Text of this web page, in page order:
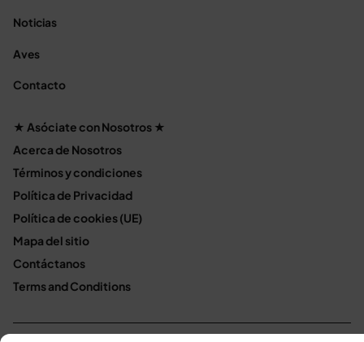
Noticias
Aves
Contacto
★ Asóciate con Nosotros ★
Acerca de Nosotros
Términos y condiciones
Política de Privacidad
Política de cookies (UE)
Mapa del sitio
Contáctanos
Terms and Conditions